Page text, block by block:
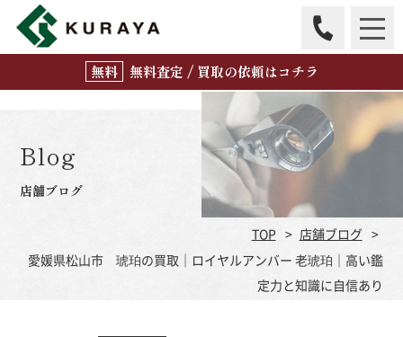
無料査定 / 買取の依頼はコチラ
Blog
店舗ブログ
TOP
店舗ブログ
愛媛県松山市 琥珀の買取｜ロイヤルアンバー 老琥珀｜高い鑑
定力と知識に自信あり